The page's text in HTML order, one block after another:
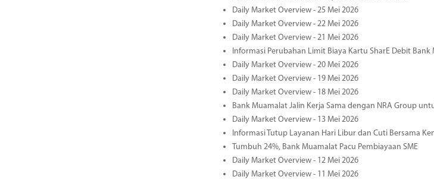
Daily Market Overview - 25 Mei 2026
Daily Market Overview - 22 Mei 2026
Daily Market Overview - 21 Mei 2026
Informasi Perubahan Limit Biaya Kartu SharE Debit Bank
Daily Market Overview - 20 Mei 2026
Daily Market Overview - 19 Mei 2026
Daily Market Overview - 18 Mei 2026
Bank Muamalat Jalin Kerja Sama dengan NRA Group
Daily Market Overview - 13 Mei 2026
Informasi Tutup Layanan Hari Libur dan Cuti Bersama
Tumbuh 24%, Bank Muamalat Pacu Pembiayaan SME
Daily Market Overview - 12 Mei 2026
Daily Market Overview - 11 Mei 2026